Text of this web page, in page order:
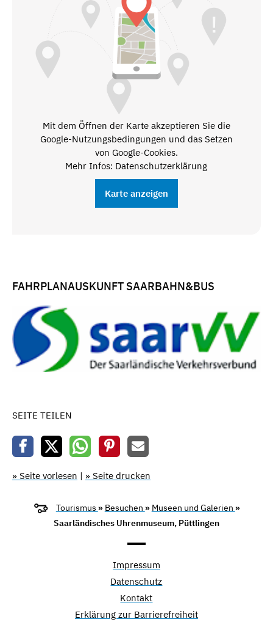
Mit dem Öffnen der Karte akzeptieren Sie die
Google-Nutzungsbedingungen und das Setzen
von Google-Cookies.
Mehr Infos: Datenschutzerklärung
Karte anzeigen
FAHRPLANAUSKUNFT SAARBAHN&BUS
SEITE TEILEN
» Seite vorlesen | » Seite drucken
Tourismus » Besuchen » Museen und Galerien »
Saarländisches Uhrenmuseum, Püttlingen
Impressum
Datenschutz
Kontakt
Erklärung zur Barrierefreiheit